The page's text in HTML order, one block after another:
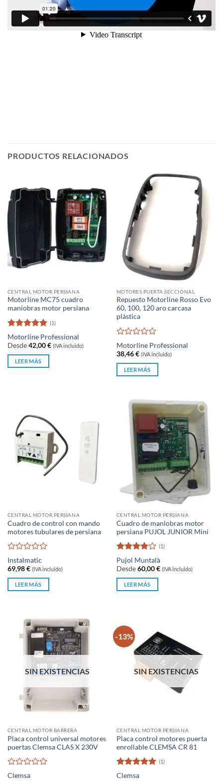
PRODUCTOS RELACIONADOS
CENTRAL MOTOR PERSIANA
Motorline MC75 cuadro
maniobras motor persiana
Valorado
con5 de 5
(1)
Motorline Professional
Desde 42,00€ (IVA incluido)
LEER MÁS
MOTORES PUERTA SECCIONAL
Repuesto Motorline Rosso Evo
60, 100, 120 aro carcasa
plástica
Valorado
con
0
5
Motorline Professional
38,46€ (IVA incluido)
LEER MÁS
CENTRAL MOTOR PERSIANA
Cuadro de control con mando
motores tubulares de persiana
Valorado
con
0
5
Instalmatic
69,98€ (IVA incluido)
LEER MÁS
CENTRAL MOTOR PERSIANA
Cuadro de maniobras motor
persiana PUJOL JUNIOR Mini
Valorado
con4 de
5
(1)
Pujol Muntalà
Desde 60,00€ (IVA incluido)
LEER MÁS
SIN EXISTENCIAS
CENTRAL MOTOR BARRERA
Placa control universal motores
puertas Clemsa CLAS X 230V
Valorado
Clemsa
-13%
SIN EXISTENCIAS
CENTRAL MOTOR PERSIANA
Placa control motores puerta
enrollable CLEMSA CR 81
Valorado
(1)
Clemsa